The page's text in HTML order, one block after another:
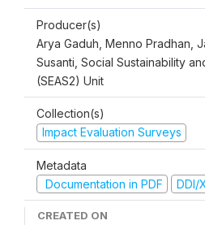
Producer(s)
Arya Gaduh, Menno Pradhan,
Susanti, Social Sustainability
(SEAS2) Unit
Collection(s)
Impact Evaluation Surveys
Metadata
Documentation in PDF
DDI/
CREATED ON